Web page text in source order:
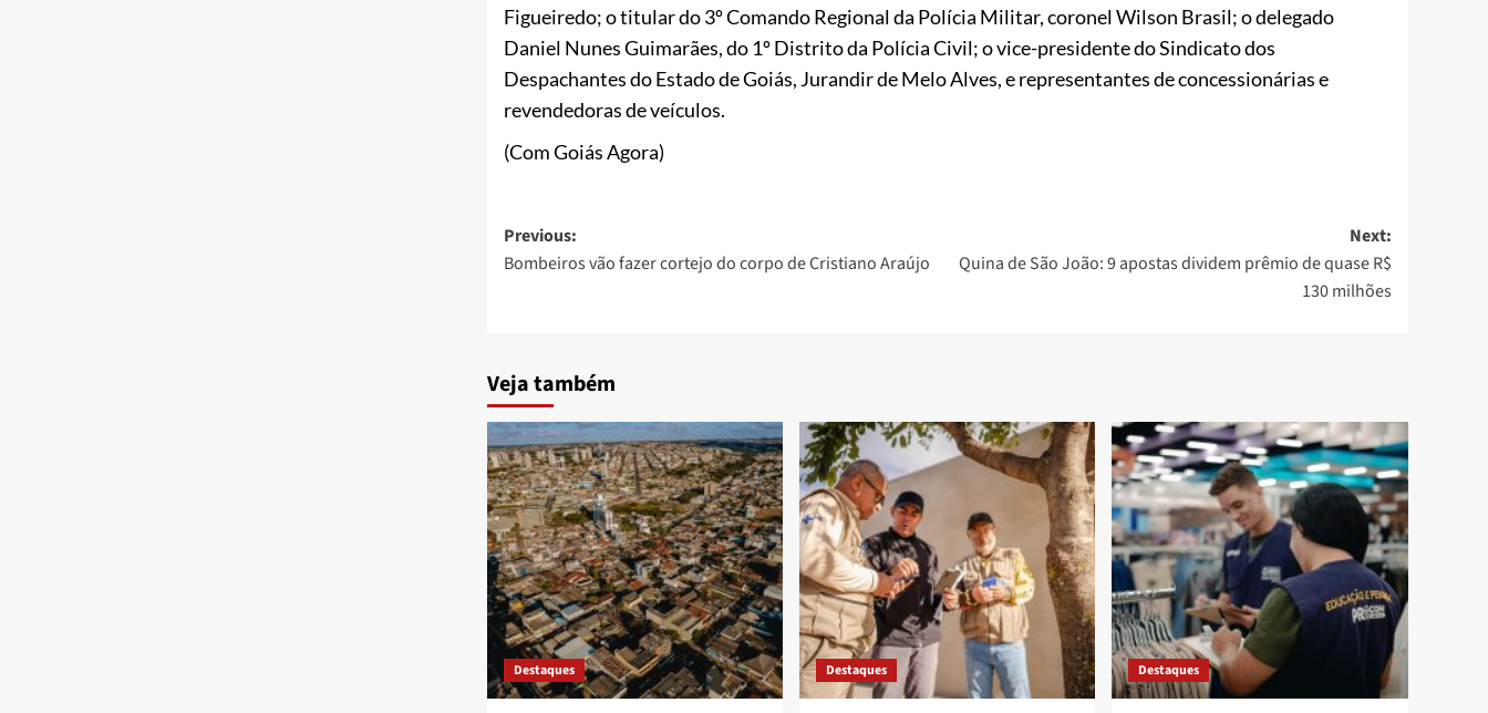
Figueiredo; o titular do 3º Comando Regional da Polícia Militar, coronel Wilson Brasil; o delegado
Daniel Nunes Guimarães, do 1º Distrito da Polícia Civil; o vice-presidente do Sindicato dos
Despachantes do Estado de Goiás, Jurandir de Melo Alves, e representantes de concessionárias e
revendedoras de veículos.
(Com Goiás Agora)
Post
navigation
Previous:
Bombeiros vão fazer cortejo do corpo de Cristiano Araújo
Next:
Quina de São João: 9 apostas dividem prêmio de quase R$
130 milhões
Veja também
Destaques Destaques Destaques